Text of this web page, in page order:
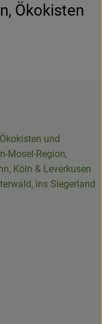
Ökokisten
und
Mosel-Region,
Köln & Leverkusen
ins Siegerland